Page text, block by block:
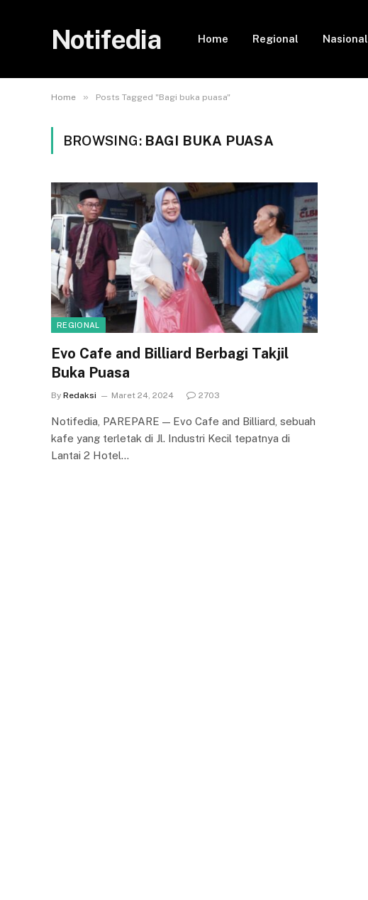
Notifedia Home Regional Nasional
Home » Posts Tagged "Bagi buka puasa"
BROWSING: BAGI BUKA PUASA
REGIONAL
Evo Cafe and Billiard Berbagi Takjil
Buka Puasa
By Redaksi Maret 24, 2024 2703
Notifedia, PAREPARE — Evo Cafe and Billiard, sebuah
kafe yang terletak di Jl. Industri Kecil tepatnya di
Lantai 2 Hotel…